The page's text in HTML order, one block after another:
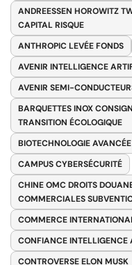
ANDREESSEN HOROWITZ
CAPITAL RISQUE
ANTHROPIC LEVÉE FONDS
AVENIR INTELLIGENCE
AVENIR SEMI-
BARQUETTES INOX
TRANSITION ÉCOLOGIQUE
BIOTECHNOLOGIE AVANCÉE
CAMPUS CYBERSÉCURITÉ
CHINE OMC DROITS
COMMERCIALES
COMMERCE
CONFIANCE INTELLIGENCE
CONTROVERSE ELON MUSK